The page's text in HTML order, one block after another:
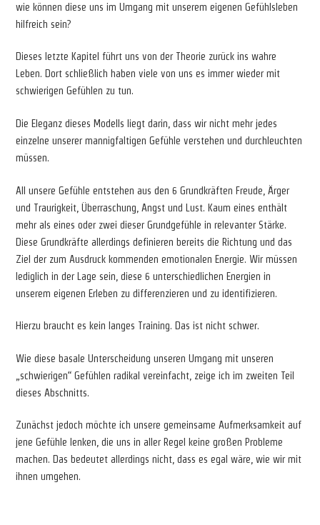
wie können diese uns im Umgang mit unserem eigenen Gefühlsleben
hilfreich sein?
Dieses letzte Kapitel führt uns von der Theorie zurück ins wahre
Leben. Dort schließlich haben viele von uns es immer wieder mit
schwierigen Gefühlen zu tun.
Die Eleganz dieses Modells liegt darin, dass wir nicht mehr jedes
einzelne unserer mannigfaltigen Gefühle verstehen und durchleuchten
müssen.
All unsere Gefühle entstehen aus den 6 Grundkräften Freude, Ärger
und Traurigkeit, Überraschung, Angst und Lust. Kaum eines enthält
mehr als eines oder zwei dieser Grundgefühle in relevanter Stärke.
Diese Grundkräfte allerdings definieren bereits die Richtung und das
Ziel der zum Ausdruck kommenden emotionalen Energie. Wir müssen
lediglich in der Lage sein, diese 6 unterschiedlichen Energien in
unserem eigenen Erleben zu differenzieren und zu identifizieren.
Hierzu braucht es kein langes Training. Das ist nicht schwer.
Wie diese basale Unterscheidung unseren Umgang mit unseren
„schwierigen“ Gefühlen radikal vereinfacht, zeige ich im zweiten Teil
dieses Abschnitts.
Zunächst jedoch möchte ich unsere gemeinsame Aufmerksamkeit auf
jene Gefühle lenken, die uns in aller Regel keine großen Probleme
machen. Das bedeutet allerdings nicht, dass es egal wäre, wie wir mit
ihnen umgehen.